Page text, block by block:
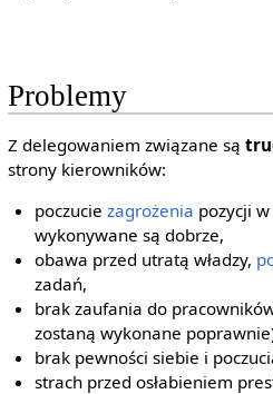
Problemy
Z delegowaniem związane są
strony kierowników:
poczuciezagrożenia pozycji
wykonywane są dobrze,
obawa przed utratą władzy,
zadań,
brak zaufania do
zostaną wykonane
brak pewności siebie i
strach przed osłabieniem